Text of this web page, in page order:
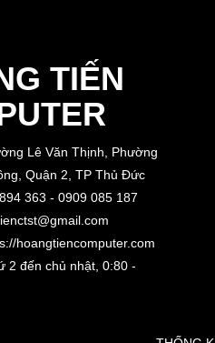
TIẾN
Lê Văn Thịnh, Phường
Quận 2, TP Thủ Đức
363 - 0909 085 187
hoangtiencomputer.com
2 đến chủ nhật, 0:80 -